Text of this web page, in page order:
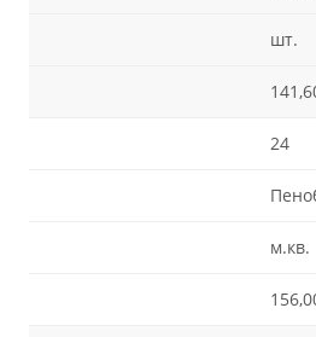
шт.
24
м.кв.